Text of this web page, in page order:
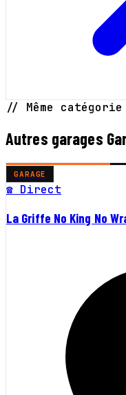
// Même catégorie
Autres garages
GARAGE
☎ Direct
La Griffe No King No